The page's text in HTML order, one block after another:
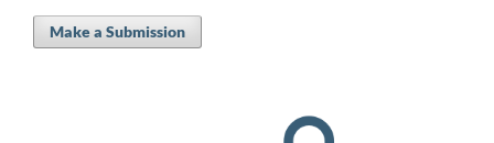
Make a Submission